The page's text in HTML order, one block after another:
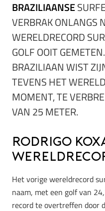
BRAZILIAANSE
VERBRAK ONLANGS
WERELDRECORD
GOLF OOIT
BRAZILIAAN WIST
TEVENS HET
MOMENT, TE
VAN 25 METER.
Rodrigo
Het vorige wereldrecord
naam, met een golf van
record te overtreffen door